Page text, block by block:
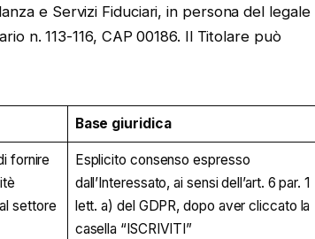
e Servizi Fiduciari, in persona del legale
n. 113-116, CAP 00186. Il Titolare può
Base giuridica
fornire
settore
Esplicito consenso espresso
dall’Interessato, ai sensi dell’art. 6 par. 1
lett. a) del GDPR, dopo aver cliccato la
casella “ISCRIVITI”